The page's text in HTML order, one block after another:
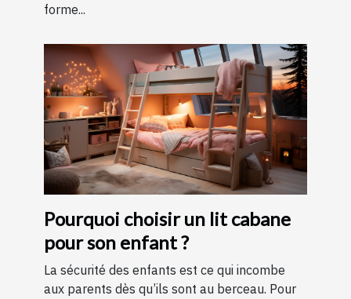
forme...
Pourquoi choisir un lit cabane
pour son enfant ?
La sécurité des enfants est ce qui incombe
aux parents dès qu’ils sont au berceau. Pour